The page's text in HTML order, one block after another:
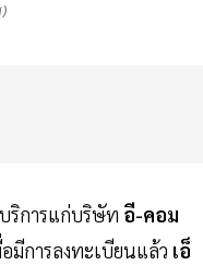
ริการแก่บริษัท อี-คอม
มีการลงทะเบียนแล้ว เอ็